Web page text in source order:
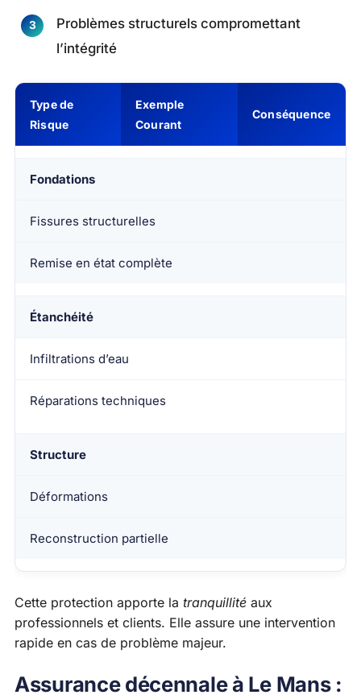
Problèmes structurels compromettant
l’intégrité
Type de
Risque
Exemple
Courant
Conséquence
Fondations
Fissures structurelles
Remise en état complète
Étanchéité
Infiltrations d’eau
Réparations techniques
Structure
Déformations
Reconstruction partielle
Cette protection apporte la tranquillité aux
professionnels et clients. Elle assure une intervention
rapide en cas de problème majeur.
Assurance décennale à Le Mans :